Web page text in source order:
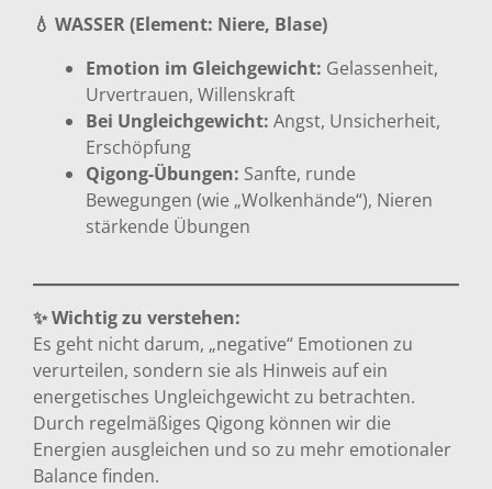
💧 WASSER (Element: Niere, Blase)
Emotion im Gleichgewicht: Gelassenheit,
Urvertrauen, Willenskraft
Bei Ungleichgewicht: Angst, Unsicherheit,
Erschöpfung
Qigong-Übungen: Sanfte, runde
Bewegungen (wie „Wolkenhände“), Nieren
stärkende Übungen
✨ Wichtig zu verstehen:
Es geht nicht darum, „negative“ Emotionen zu
verurteilen, sondern sie als Hinweis auf ein
energetisches Ungleichgewicht zu betrachten.
Durch regelmäßiges Qigong können wir die
Energien ausgleichen und so zu mehr emotionaler
Balance finden.